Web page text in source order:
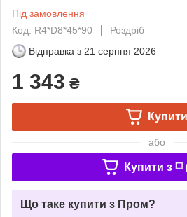
Під замовлення
Код: R4*D8*45*90
Роздріб
Відправка з 21 серпня 2026
1 343 ₴
Купити
або
Купити з
Що таке купити з Пром?